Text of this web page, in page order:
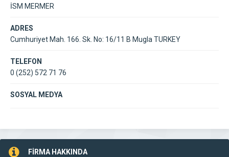
İSM MERMER
ADRES
Cumhuriyet Mah. 166. Sk. No: 16/11 B Mugla TURKEY
TELEFON
0 (252) 572 71 76
SOSYAL MEDYA
FİRMA HAKKINDA